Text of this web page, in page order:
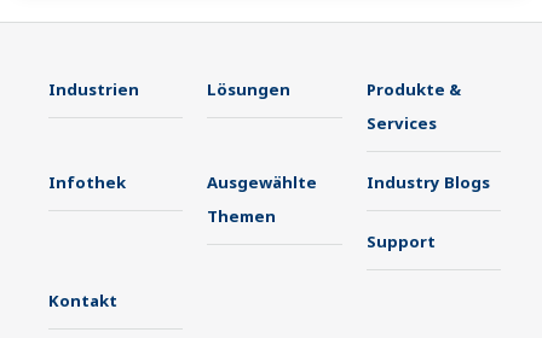
unterstützen die UT35A/UT32A-
die Ethernetkommunikation.
Industrien Lösungen
Produkte &
Services
Infothek
Ausgewählte
Themen
Industry Blogs
Support
Kontakt